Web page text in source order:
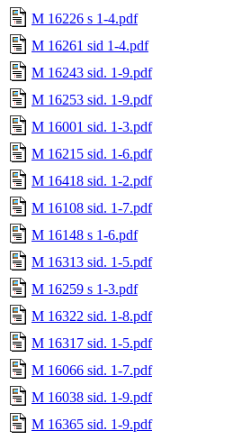
M 16226 s 1-4.pdf
M 16261 sid 1-4.pdf
M 16243 sid. 1-9.pdf
M 16253 sid. 1-9.pdf
M 16001 sid. 1-3.pdf
M 16215 sid. 1-6.pdf
M 16418 sid. 1-2.pdf
M 16108 sid. 1-7.pdf
M 16148 s 1-6.pdf
M 16313 sid. 1-5.pdf
M 16259 s 1-3.pdf
M 16322 sid. 1-8.pdf
M 16317 sid. 1-5.pdf
M 16066 sid. 1-7.pdf
M 16038 sid. 1-9.pdf
M 16365 sid. 1-9.pdf